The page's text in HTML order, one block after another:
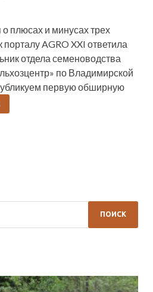
плюсах и минусах трех
порталу AGRO XXI ответила
отдела семеноводства
по Владимирской
первую обширную